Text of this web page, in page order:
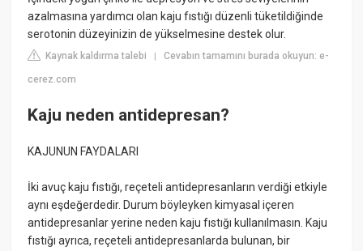
azalmasına yardımcı olan kaju fıstığı düzenli tüketildiğinde
serotonin düzeyinizin de yükselmesine destek olur.
Kaynak kaldırma talebi |Cevabın tamamını burada okuyun: e-
cerez.com
Kaju neden antidepresan?
KAJUNUN FAYDALARI
İki avuç kaju fıstığı, reçeteli antidepresanların verdiği etkiyle
aynı eşdeğerdedir. Durum böyleyken kimyasal içeren
antidepresanlar yerine neden kaju fıstığı kullanılmasın. Kaju
fıstığı ayrıca, reçeteli antidepresanlarda bulunan, bir